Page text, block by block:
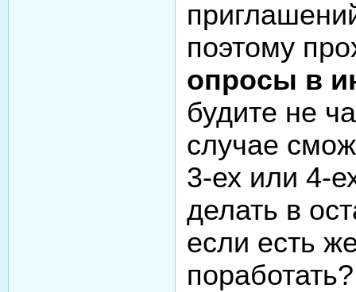
поэтому
опросы в
будите не
случае
3-ех или 4-
делать в
если есть
поработать?